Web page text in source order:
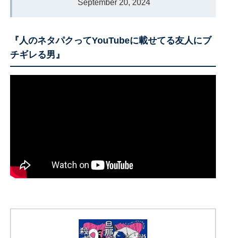
September 20, 2024
『人のネタパクってYouTubeに載せてる友人にブ
チギレる男』